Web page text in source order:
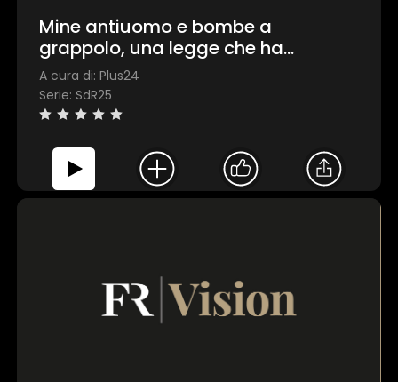
Mine antiuomo e bombe a
grappolo, una legge che ha
mandato in confusione gestori e
authority
A cura di: Plus24
Serie: SdR25